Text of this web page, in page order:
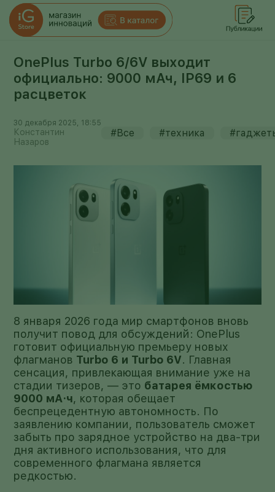
OnePlus Turbo 6/6V выходит
официально: 9000 мАч, IP69 и 6
расцветок
30 декабря 2025, 18:55
Константин
Назаров
#Все #техника
8 января 2026 года мир смартфонов вновь
получит повод для обсуждений: OnePlus
готовит официальную премьеру новых
флагманов Turbo 6 и Turbo 6V. Главная
сенсация, привлекающая внимание уже на
стадии тизеров, — это батарея ёмкостью
9000 мА·ч, которая обещает
беспрецедентную автономность. По
заявлению компании, пользователь сможет
забыть про зарядное устройство на два-три
дня активного использования, что для
современного флагмана является
редкостью.